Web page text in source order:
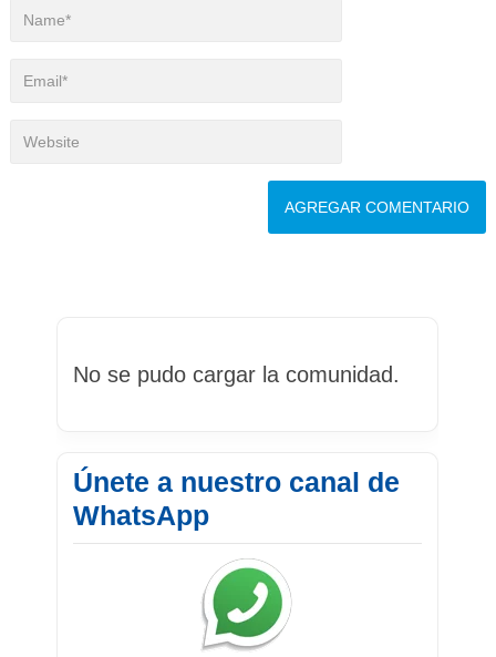
No se pudo cargar la comunidad.
Únete a nuestro canal de
WhatsApp